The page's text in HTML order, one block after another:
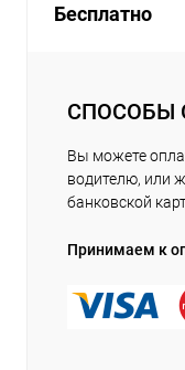
Бесплатно
СПОСОБЫ
Вы можете
водителю, или
банковской
Принимаем к